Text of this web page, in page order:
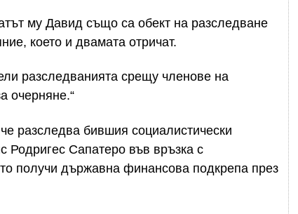
му Давид също са обект на разследване
което и двамата отричат.
разследванията срещу членове на
очерняне.“
разследва бившия социалистически
Родригес Сапатеро във връзка с
получи държавна финансова подкрепа през